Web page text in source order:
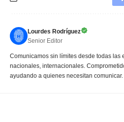
Lourdes Rodríguez
Senior Editor
Comunicamos sin límites desde todas las
nacionales, internacionales.
ayudando a quienes necesitan comunicar.